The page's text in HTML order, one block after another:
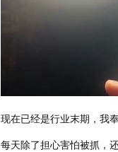
现在已经是行业末期，我
每天除了担心害怕被抓，